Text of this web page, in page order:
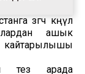
өзгөчө көңүл
ашык
кайтарылышы
тез арада